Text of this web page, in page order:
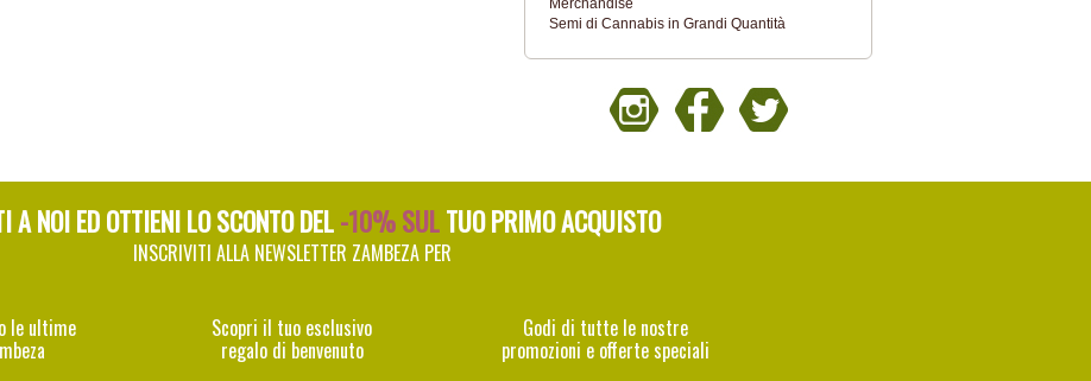
Semi di Cannabis in Grandi Quantità
A NOI ED OTTIENI LO SCONTO DEL-10% SULTUO PRIMO ACQUISTO
INSCRIVITI ALLA NEWSLETTER ZAMBEZA PER
le ultime Scopri il tuo esclusivo
regalo di benvenuto
Godi di tutte le nostre
promozioni e offerte speciali